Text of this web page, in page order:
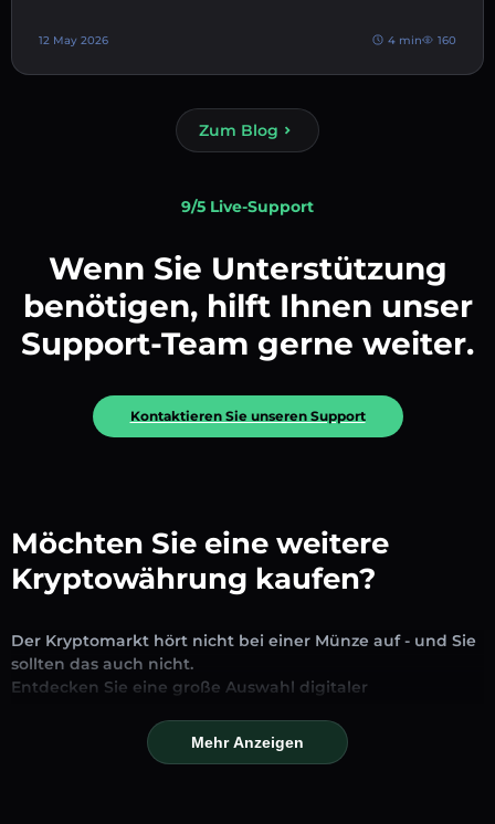
12 May 2026 4 min 160
Zum Blog
9/5 Live-Support
Wenn Sie Unterstützung
benötigen, hilft Ihnen unser
Support-Team gerne weiter.
Kontaktieren Sie unseren Support
Möchten Sie eine weitere
Kryptowährung kaufen?
Der Kryptomarkt hört nicht bei einer Münze auf - und Sie
sollten das auch nicht.
Entdecken Sie eine große Auswahl digitaler
Austausch und Handel verfügbar sind. Ob etablierte
Stablecoins, vielversprechende Altcoins oder trendige
Mehr Anzeigen